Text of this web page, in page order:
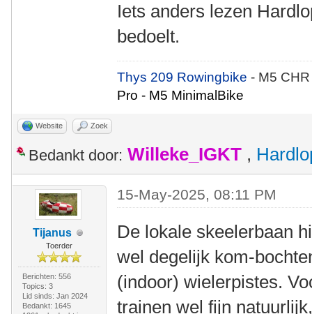
Iets anders lezen
bedoelt.
Thys 209 Rowingbike- M5
Pro - M5 MinimalBike
Website Zoek
Bedankt door: Willeke_IGKT ,
Tijanus
Toerder
Berichten: 556
Topics: 3
Lid sinds: Jan 2024
Bedankt: 1645
15-May-2025, 08:11 PM
De lokale skeelerbaan
wel degelijk kom-
(indoor) wielerpistes.
trainen wel fijn